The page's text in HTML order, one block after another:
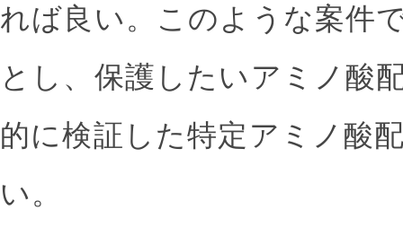
れば良い。このような案件
とし、保護したいアミノ酸
的に検証した特定アミノ酸
い。